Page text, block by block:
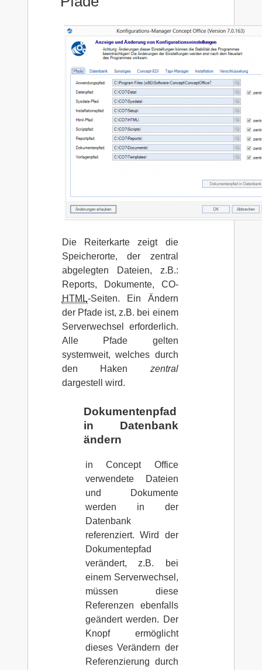
Die Reiterkarte zeigt die
Speicherorte, der zentral
abgelegten Dateien, z.B.:
Reports, Dokumente, CO-
HTML-Seiten. Ein Ändern
der Pfade ist, z.B. bei einem
Serverwechsel erforderlich.
Alle Pfade gelten
systemweit, welches durch
den Haken zentral
dargestell wird.
Dokumentenpfad
in Datenbank
ändern
in Concept Office
verwendete Dateien
und Dokumente
werden in der
Datenbank
referenziert. Wird der
Dokumentepfad
verändert, z.B. bei
einem Serverwechsel,
müssen diese
Referenzen ebenfalls
geändert werden. Der
Knopf ermöglicht
dieses Verändern der
Referenzierung durch